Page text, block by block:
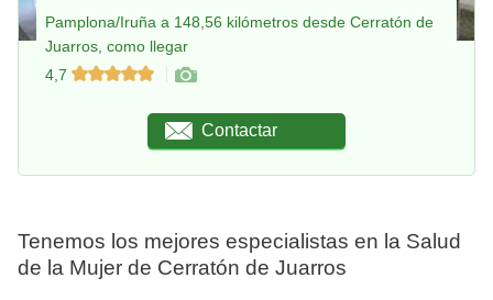
Pamplona/Iruña a 148,56 kilómetros desde Cerratón de
Juarros, como llegar
4,7
Contactar
Tenemos los mejores especialistas en la Salud
de la Mujer de Cerratón de Juarros